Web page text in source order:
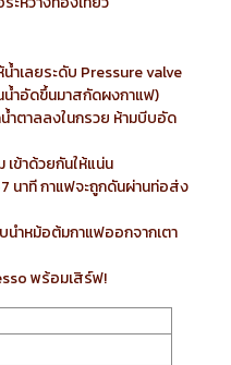
ำเลยระดับ Pressure valve
น้ำอัดขึ้นมาสกัดผงกาแฟ)
ำตาลลงในกรวย ห้ามบีบอัด
ข้าด้วยกันให้แน่น
นาที กาแฟจะถูกดันผ่านท่อส่ง
นำหม้อต้มกาแฟออกจากเตา
พร้อมเสิร์ฟ!